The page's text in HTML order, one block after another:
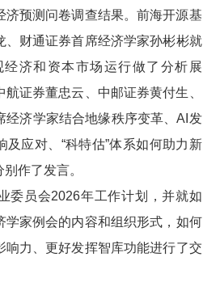
济预测问卷调查结果。前海开源基
、财通证券首席经济学家孙彬彬就
经济和资本市场运行做了分析展
航证券董忠云、中邮证券黄付生、
经济学家结合地缘秩序变革、AI发
及应对、“科特估”体系如何助力新
别作了发言。
委员会2026年工作计划 ，并就如
学家例会的内容和组织形式 ，如何
响力 、更好发挥智库功能进行了交